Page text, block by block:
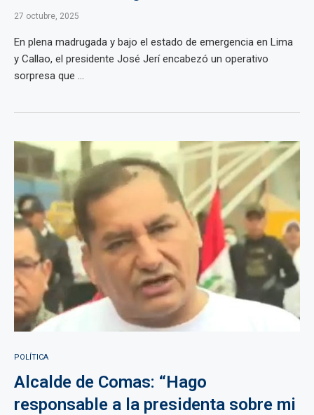
27 octubre, 2025
En plena madrugada y bajo el estado de emergencia en Lima
y Callao, el presidente José Jerí encabezó un operativo
sorpresa que ...
POLÍTICA
Alcalde de Comas: “Hago
responsable a la presidenta sobre mi